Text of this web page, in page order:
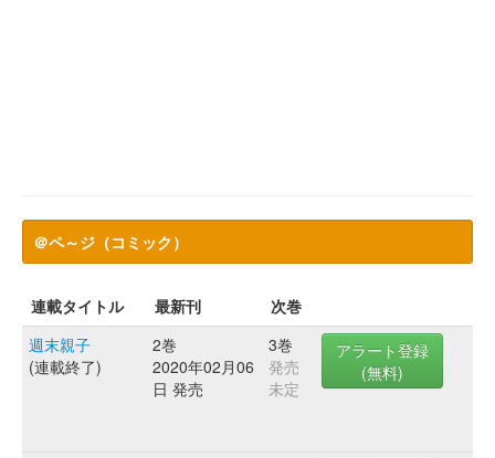
＠ペ～ジ（コミック）
連載タイトル 最新刊
次巻
週末親子
(連載終了)
2巻
2020年02月06
日 発売
3巻
発売
未定
アラート登録
(無料)